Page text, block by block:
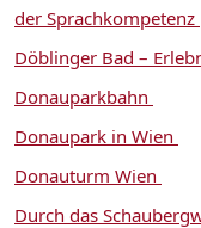
der Sprachkompetenz
Döblinger Bad –
Donauparkbahn
Donaupark in Wien
Donauturm Wien
Durch das